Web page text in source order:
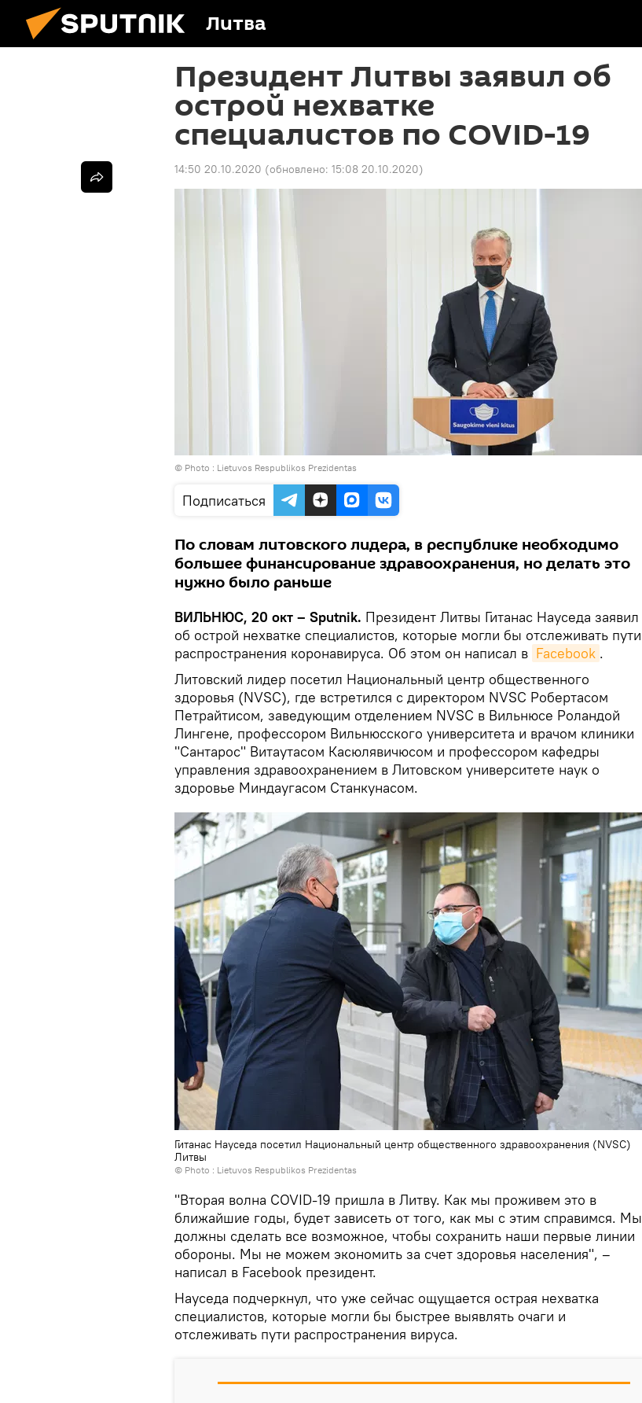
Литва
Президент Литвы заявил об
острой нехватке
специалистов по COVID-19
14:50 20.10.2020 (обновлено: 15:08 20.10.2020)
© Photo : Lietuvos Respublikos Prezidentas
Подписаться
По словам литовского лидера, в республике необходимо
большее финансирование здравоохранения, но делать это
нужно было раньше
ВИЛЬНЮС, 20 окт – Sputnik. Президент Литвы Гитанас Науседа заявил
об острой нехватке специалистов, которые могли бы отслеживать пути
распространения коронавируса. Об этом он написал в Facebook .
Литовский лидер посетил Национальный центр общественного
здоровья (NVSC), где встретился с директором NVSC Робертасом
Петрайтисом, заведующим отделением NVSC в Вильнюсе Роландой
Лингене, профессором Вильнюсского университета и врачом клиники
"Сантарос" Витаутасом Касюлявичюсом и профессором кафедры
управления здравоохранением в Литовском университете наук о
здоровье Миндаугасом Станкунасом.
Гитанас Науседа посетил Национальный центр общественного здравоохранения (NVSC)
Литвы
© Photo : Lietuvos Respublikos Prezidentas
"Вторая волна COVID-19 пришла в Литву. Как мы проживем это в
ближайшие годы, будет зависеть от того, как мы с этим справимся. Мы
должны сделать все возможное, чтобы сохранить наши первые линии
обороны. Мы не можем экономить за счет здоровья населения", –
написал в Facebook президент.
Науседа подчеркнул, что уже сейчас ощущается острая нехватка
специалистов, которые могли бы быстрее выявлять очаги и
отслеживать пути распространения вируса.